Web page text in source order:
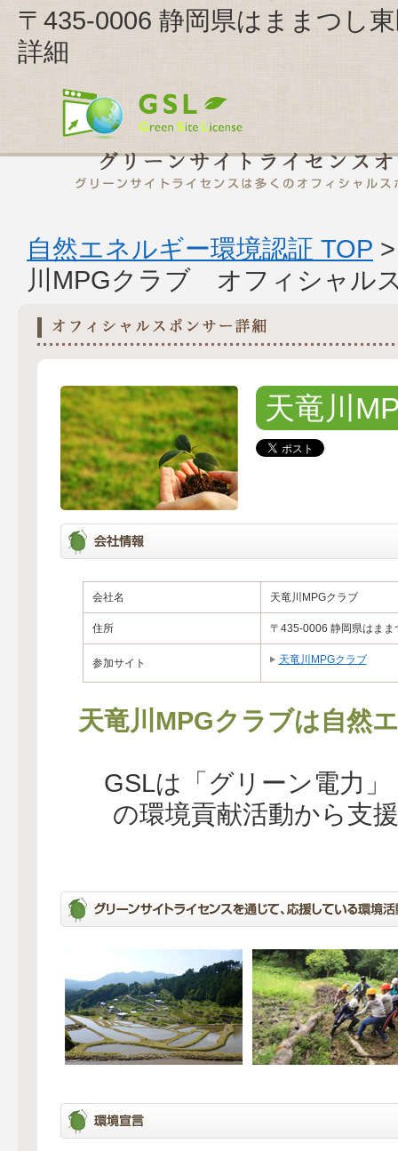
〒435-0006 静岡県はままつし
詳細
自然エネルギー環境認証 TOP
川MPGクラブ オフィシャル
天竜川
会社名 天竜川MPGクラブ
住所 〒435-0006 静岡県はま
参加サイト 天竜川MPGクラブ
天竜川MPGクラブは自然
GSLは「グリーン電力
の環境貢献活動から支